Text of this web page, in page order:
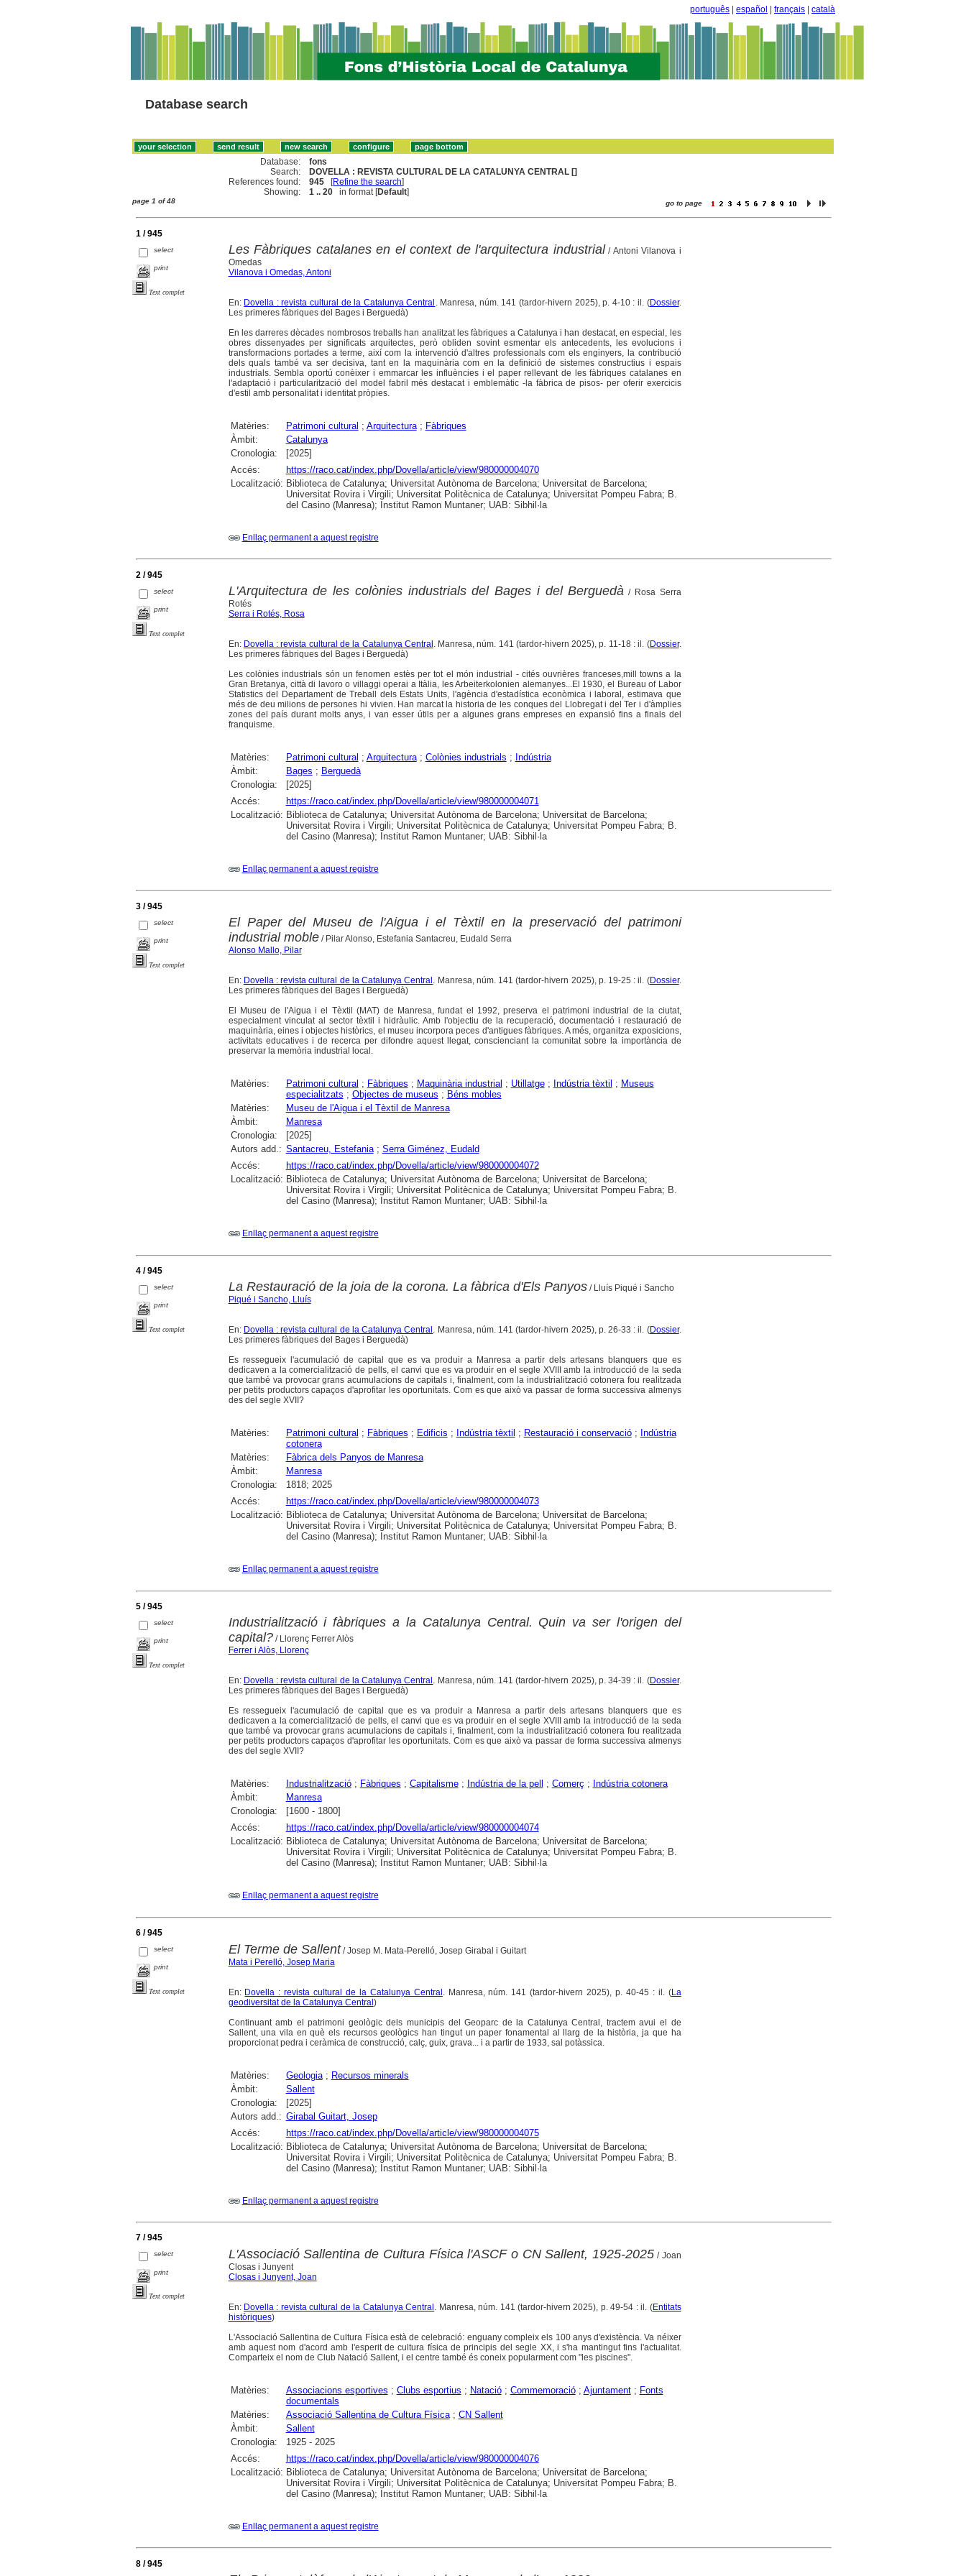
português español français català
Database search
Database:
fons
Search:
DOVELLA : REVISTA CULTURAL DE LA CATALUNYA CENTRAL []
References found:
945 [Refine the search]
Showing:
1 .. 20 in format [Default]
page 1 of 48 go to page
1 / 945
select
print
Text complet
Les Fàbriques catalanes en el context de l'arquitectura industrial/ Antoni Vilanova i
Omedas
Vilanova i Omedas, Antoni
En: Dovella : revista cultural de la Catalunya Central . Manresa, núm. 141 (tardor-hivern 2025), p. 4-10 : il. (Dossier.
Les primeres fàbriques del Bages i Berguedà)
En les darreres dècades nombrosos treballs han analitzat les fàbriques a Catalunya i han destacat, en especial, les
obres dissenyades per significats arquitectes, però obliden sovint esmentar els antecedents, les evolucions i
transformacions portades a terme, així com la intervenció d'altres professionals com els enginyers, la contribució
dels quals també va ser decisiva, tant en la maquinària com en la definició de sistemes constructius i espais
industrials. Sembla oportú conèixer i emmarcar les influències i el paper rellevant de les fàbriques catalanes en
l'adaptació i particularització del model fabril més destacat i emblemàtic -la fàbrica de pisos- per oferir exercicis
d'estil amb personalitat i identitat pròpies.
Matèries: Patrimoni cultural ; Arquitectura; Fàbriques
Àmbit:
Catalunya
Cronologia:
[2025]
Accés:
https://raco.cat/index.php/Dovella/article/view/980000004070
Localització: Biblioteca de Catalunya; Universitat Autònoma de Barcelona; Universitat de Barcelona;
Universitat Rovira i Virgili; Universitat Politècnica de Catalunya; Universitat Pompeu Fabra; B.
del Casino (Manresa); Institut Ramon Muntaner; UAB: Sibhil·la
Enllaç permanent a aquest registre
2 / 945
select
print
Text complet
L'Arquitectura de les colònies industrials del Bages i del Berguedà / Rosa Serra
Rotés
Serra i Rotés, Rosa
En: Dovella : revista cultural de la Catalunya Central . Manresa, núm. 141 (tardor-hivern 2025), p. 11-18 : il. (Dossier.
Les primeres fàbriques del Bages i Berguedà)
Les colònies industrials són un fenomen estès per tot el món industrial - cités ouvrières franceses,mill towns a la
Gran Bretanya, città di lavoro o villaggi operai a Itàlia, les Arbeiterkolonien alemanyes...El 1930, el Bureau of Labor
Statistics del Departament de Treball dels Estats Units, l'agència d'estadística econòmica i laboral, estimava que
més de deu milions de persones hi vivien. Han marcat la historia de les conques del Llobregat i del Ter i d'àmplies
zones del país durant molts anys, i van esser útils per a algunes grans empreses en expansió fins a finals del
franquisme.
Matèries: Patrimoni cultural ; Arquitectura; Colònies industrials ; Indústria
Àmbit:
Bages ; Berguedà
Cronologia:
[2025]
Accés:
https://raco.cat/index.php/Dovella/article/view/980000004071
Localització: Biblioteca de Catalunya; Universitat Autònoma de Barcelona; Universitat de Barcelona;
Universitat Rovira i Virgili; Universitat Politècnica de Catalunya; Universitat Pompeu Fabra; B.
del Casino (Manresa); Institut Ramon Muntaner; UAB: Sibhil·la
Enllaç permanent a aquest registre
3 / 945
select
print
Text complet
El Paper del Museu de l'Aigua i el Tèxtil en la preservació del patrimoni
industrial moble/ Pilar Alonso, Estefania Santacreu, Eudald Serra
Alonso Mallo, Pilar
En: Dovella : revista cultural de la Catalunya Central . Manresa, núm. 141 (tardor-hivern 2025), p. 19-25 : il. (Dossier.
Les primeres fàbriques del Bages i Berguedà)
El Museu de l'Aigua i el Tèxtil (MAT) de Manresa, fundat el 1992, preserva el patrimoni industrial de la ciutat,
especialment vinculat al sector tèxtil i hidràulic. Amb l'objectiu de la recuperació, documentació i restauració de
maquinària, eines i objectes històrics, el museu incorpora peces d'antigues fàbriques. A més, organitza exposicions,
activitats educatives i de recerca per difondre aquest llegat, conscienciant la comunitat sobre la importància de
preservar la memòria industrial local.
Matèries: Patrimoni cultural ; Fàbriques ; Maquinària industrial ; Utillatge; Indústria tèxtil ; Museus
especialitzats ; Objectes de museus ; Béns mobles
Matèries:
Museu de l'Aigua i el Tèxtil de Manresa
Àmbit:
Manresa
Cronologia:
[2025]
Autors add.: Santacreu, Estefania; Serra Giménez, Eudald
Accés:
https://raco.cat/index.php/Dovella/article/view/980000004072
Localització: Biblioteca de Catalunya; Universitat Autònoma de Barcelona; Universitat de Barcelona;
Universitat Rovira i Virgili; Universitat Politècnica de Catalunya; Universitat Pompeu Fabra; B.
del Casino (Manresa); Institut Ramon Muntaner; UAB: Sibhil·la
Enllaç permanent a aquest registre
4 / 945
select
print
Text complet
La Restauració de la joia de la corona. La fàbrica d'Els Panyos/ Lluís Piqué i Sancho
Piqué i Sancho, Lluís
En: Dovella : revista cultural de la Catalunya Central . Manresa, núm. 141 (tardor-hivern 2025), p. 26-33 : il. (Dossier.
Les primeres fàbriques del Bages i Berguedà)
Es ressegueix l'acumulació de capital que es va produir a Manresa a partir dels artesans blanquers que es
dedicaven a la comercialització de pells, el canvi que es va produir en el segle XVIII amb la introducció de la seda
que també va provocar grans acumulacions de capitals i, finalment, com la industrialització cotonera fou realitzada
per petits productors capaços d'aprofitar les oportunitats. Com es que això va passar de forma successiva almenys
des del segle XVII?
Matèries: Patrimoni cultural ; Fàbriques ; Edificis ; Indústria tèxtil ; Restauració i conservació; Indústria
cotonera
Matèries:
Fàbrica dels Panyos de Manresa
Àmbit:
Manresa
Cronologia:
1818; 2025
Accés:
https://raco.cat/index.php/Dovella/article/view/980000004073
Localització: Biblioteca de Catalunya; Universitat Autònoma de Barcelona; Universitat de Barcelona;
Universitat Rovira i Virgili; Universitat Politècnica de Catalunya; Universitat Pompeu Fabra; B.
del Casino (Manresa); Institut Ramon Muntaner; UAB: Sibhil·la
Enllaç permanent a aquest registre
5 / 945
select
print
Text complet
Industrialització i fàbriques a la Catalunya Central. Quin va ser l'origen del
capital?/ Llorenç Ferrer Alòs
Ferrer i Alòs, Llorenç
En: Dovella : revista cultural de la Catalunya Central . Manresa, núm. 141 (tardor-hivern 2025), p. 34-39 : il. (Dossier.
Les primeres fàbriques del Bages i Berguedà)
Es ressegueix l'acumulació de capital que es va produir a Manresa a partir dels artesans blanquers que es
dedicaven a la comercialització de pells, el canvi que es va produir en el segle XVIII amb la introducció de la seda
que també va provocar grans acumulacions de capitals i, finalment, com la industrialització cotonera fou realitzada
per petits productors capaços d'aprofitar les oportunitats. Com es que això va passar de forma successiva almenys
des del segle XVII?
Matèries: Industrialització; Fàbriques ; Capitalisme; Indústria de la pell ; Comerç ; Indústria cotonera
Àmbit:
Manresa
Cronologia:
[1600 - 1800]
Accés:
https://raco.cat/index.php/Dovella/article/view/980000004074
Localització: Biblioteca de Catalunya; Universitat Autònoma de Barcelona; Universitat de Barcelona;
Universitat Rovira i Virgili; Universitat Politècnica de Catalunya; Universitat Pompeu Fabra; B.
del Casino (Manresa); Institut Ramon Muntaner; UAB: Sibhil·la
Enllaç permanent a aquest registre
6 / 945
select
print
Text complet
El Terme de Sallent/ Josep M. Mata-Perelló, Josep Girabal i Guitart
Mata i Perelló, Josep Maria
En: Dovella : revista cultural de la Catalunya Central . Manresa, núm. 141 (tardor-hivern 2025), p. 40-45 : il. (La
geodiversitat de la Catalunya Central)
Continuant amb el patrimoni geològic dels municipis del Geoparc de la Catalunya Central, tractem avui el de
Sallent, una vila en què els recursos geològics han tingut un paper fonamental al llarg de la història, ja que ha
proporcionat pedra i ceràmica de construcció, calç, guix, grava... i a partir de 1933, sal potàssica.
Matèries: Geologia; Recursos minerals
Àmbit:
Sallent
Cronologia:
[2025]
Autors add.: Girabal Guitart, Josep
Accés:
https://raco.cat/index.php/Dovella/article/view/980000004075
Localització: Biblioteca de Catalunya; Universitat Autònoma de Barcelona; Universitat de Barcelona;
Universitat Rovira i Virgili; Universitat Politècnica de Catalunya; Universitat Pompeu Fabra; B.
del Casino (Manresa); Institut Ramon Muntaner; UAB: Sibhil·la
Enllaç permanent a aquest registre
7 / 945
select
print
Text complet
L'Associació Sallentina de Cultura Física l'ASCF o CN Sallent, 1925-2025 / Joan
Closas i Junyent
Closas i Junyent, Joan
En: Dovella : revista cultural de la Catalunya Central . Manresa, núm. 141 (tardor-hivern 2025), p. 49-54 : il. (Entitats
històriques)
L'Associació Sallentina de Cultura Física està de celebració: enguany compleix els 100 anys d'existència. Va néixer
amb aquest nom d'acord amb l'esperit de cultura física de principis del segle XX, i s'ha mantingut fins l'actualitat.
Comparteix el nom de Club Natació Sallent, i el centre també és coneix popularment com "les piscines".
Matèries: Associacions esportives ; Clubs esportius ; Natació; Commemoració; Ajuntament; Fonts
documentals
Matèries:
Associació Sallentina de Cultura Física; CN Sallent
Àmbit:
Sallent
Cronologia:
1925 - 2025
Accés:
https://raco.cat/index.php/Dovella/article/view/980000004076
Localització: Biblioteca de Catalunya; Universitat Autònoma de Barcelona; Universitat de Barcelona;
Universitat Rovira i Virgili; Universitat Politècnica de Catalunya; Universitat Pompeu Fabra; B.
del Casino (Manresa); Institut Ramon Muntaner; UAB: Sibhil·la
Enllaç permanent a aquest registre
8 / 945